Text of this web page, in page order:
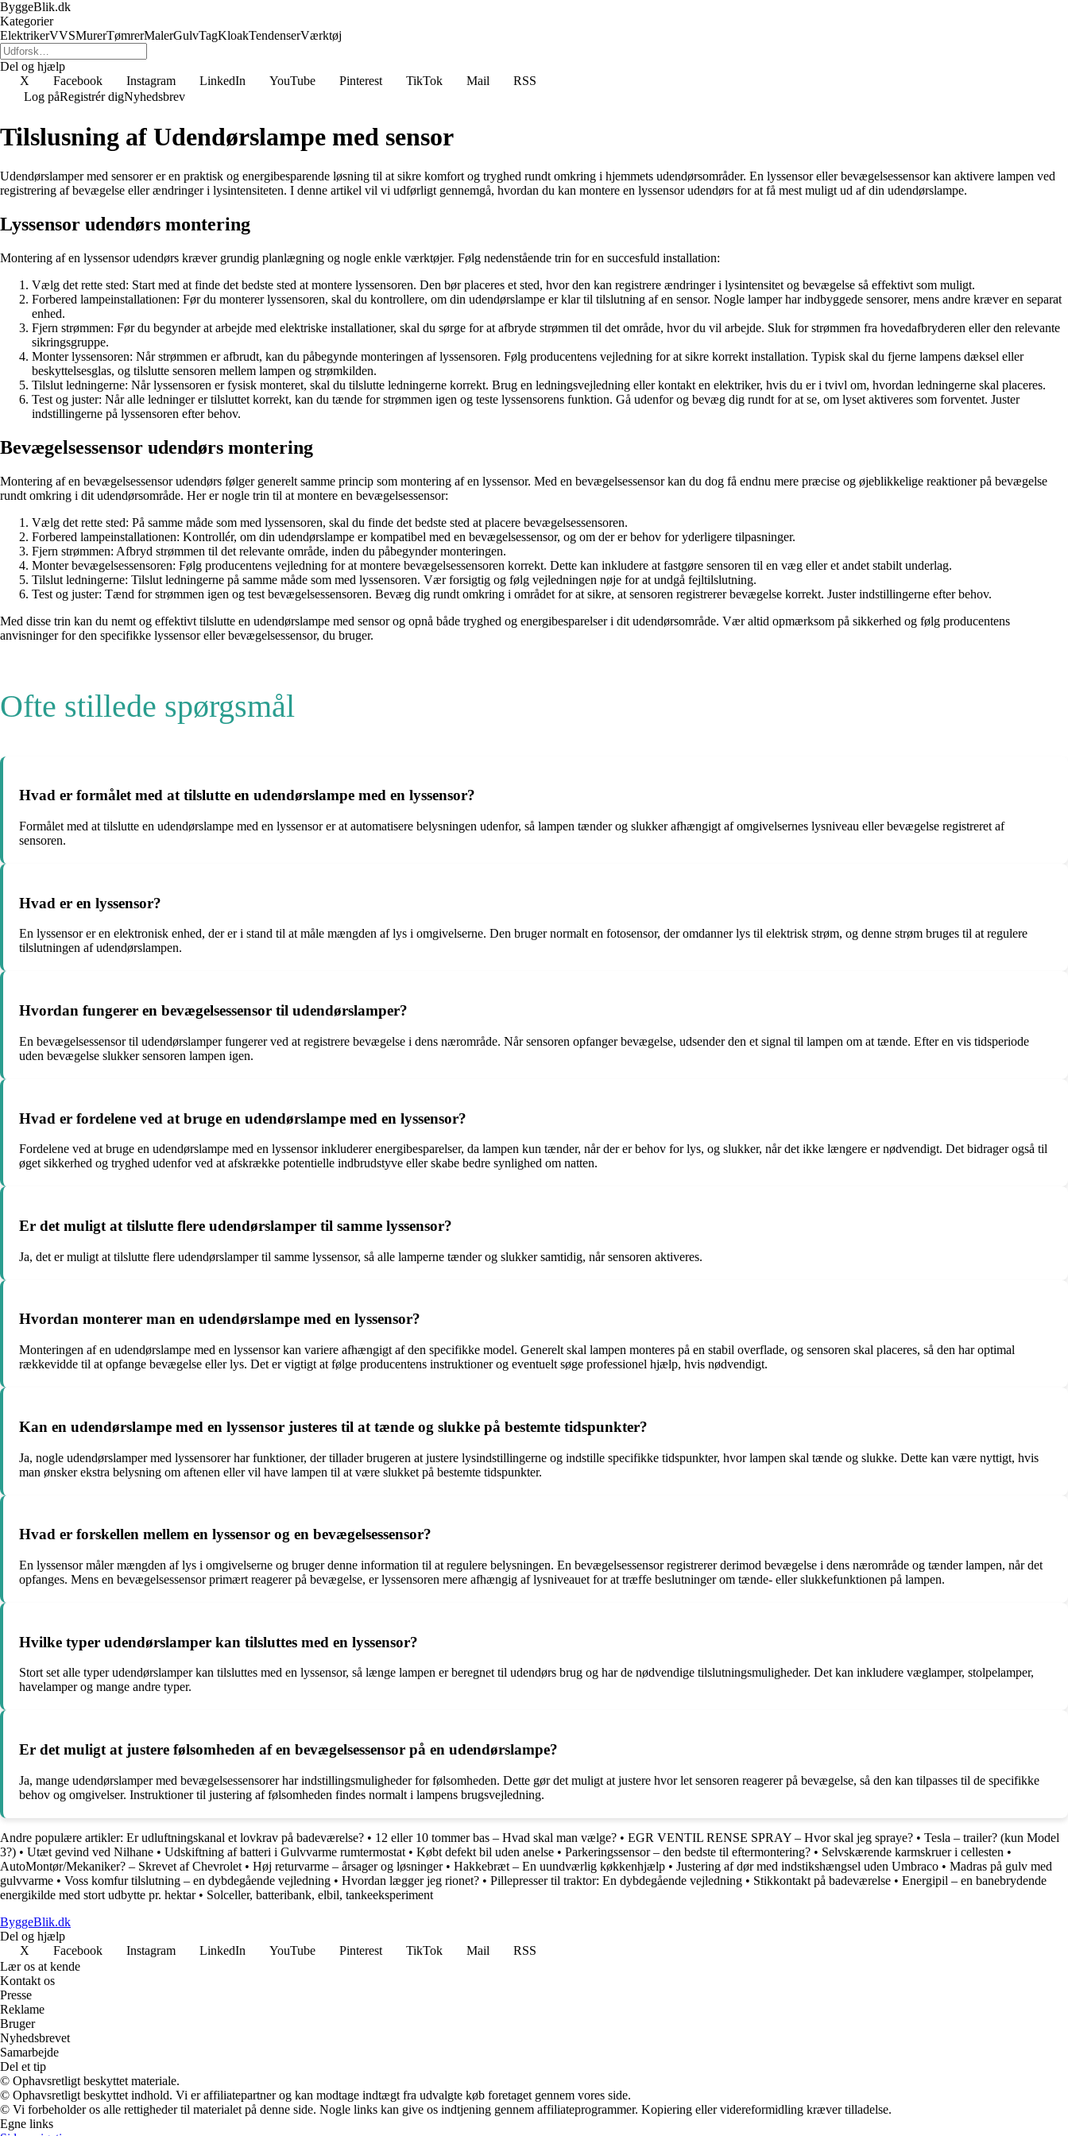
ByggeBlik.dk
Kategorier
ElektrikerVVSMurerTømrerMalerGulvTagKloakTendenserVærktøj
Del og hjælp
X
Facebook Instagram LinkedIn YouTube Pinterest TikTok Mail
RSS
Log påRegistrér digNyhedsbrev
Tilslusning af Udendørslampe med sensor
Udendørslamper med sensorer er en praktisk og energibesparende løsning til at sikre komfort og tryghed rundt omkring i hjemmets udendørsområder. En lyssensor eller bevægelsessensor kan aktivere lampen ved
registrering af bevægelse eller ændringer i lysintensiteten. I denne artikel vil vi udførligt gennemgå, hvordan du kan montere en lyssensor udendørs for at få mest muligt ud af din udendørslampe.
Lyssensor udendørs montering
Montering af en lyssensor udendørs kræver grundig planlægning og nogle enkle værktøjer. Følg nedenstående trin for en succesfuld installation:
Vælg det rette sted: Start med at finde det bedste sted at montere lyssensoren. Den bør placeres et sted, hvor den kan registrere ændringer i lysintensitet og bevægelse så effektivt som muligt.
Forbered lampeinstallationen: Før du monterer lyssensoren, skal du kontrollere, om din udendørslampe er klar til tilslutning af en sensor. Nogle lamper har indbyggede sensorer, mens andre kræver en separat
enhed.
Fjern strømmen: Før du begynder at arbejde med elektriske installationer, skal du sørge for at afbryde strømmen til det område, hvor du vil arbejde. Sluk for strømmen fra hovedafbryderen eller den relevante
sikringsgruppe.
Monter lyssensoren: Når strømmen er afbrudt, kan du påbegynde monteringen af lyssensoren. Følg producentens vejledning for at sikre korrekt installation. Typisk skal du fjerne lampens dæksel eller
beskyttelsesglas, og tilslutte sensoren mellem lampen og strømkilden.
Tilslut ledningerne: Når lyssensoren er fysisk monteret, skal du tilslutte ledningerne korrekt. Brug en ledningsvejledning eller kontakt en elektriker, hvis du er i tvivl om, hvordan ledningerne skal placeres.
Test og juster: Når alle ledninger er tilsluttet korrekt, kan du tænde for strømmen igen og teste lyssensorens funktion. Gå udenfor og bevæg dig rundt for at se, om lyset aktiveres som forventet. Juster
indstillingerne på lyssensoren efter behov.
Bevægelsessensor udendørs montering
Montering af en bevægelsessensor udendørs følger generelt samme princip som montering af en lyssensor. Med en bevægelsessensor kan du dog få endnu mere præcise og øjeblikkelige reaktioner på bevægelse
rundt omkring i dit udendørsområde. Her er nogle trin til at montere en bevægelsessensor:
Vælg det rette sted: På samme måde som med lyssensoren, skal du finde det bedste sted at placere bevægelsessensoren.
Forbered lampeinstallationen: Kontrollér, om din udendørslampe er kompatibel med en bevægelsessensor, og om der er behov for yderligere tilpasninger.
Fjern strømmen: Afbryd strømmen til det relevante område, inden du påbegynder monteringen.
Monter bevægelsessensoren: Følg producentens vejledning for at montere bevægelsessensoren korrekt. Dette kan inkludere at fastgøre sensoren til en væg eller et andet stabilt underlag.
Tilslut ledningerne: Tilslut ledningerne på samme måde som med lyssensoren. Vær forsigtig og følg vejledningen nøje for at undgå fejltilslutning.
Test og juster: Tænd for strømmen igen og test bevægelsessensoren. Bevæg dig rundt omkring i området for at sikre, at sensoren registrerer bevægelse korrekt. Juster indstillingerne efter behov.
Med disse trin kan du nemt og effektivt tilslutte en udendørslampe med sensor og opnå både tryghed og energibesparelser i dit udendørsområde. Vær altid opmærksom på sikkerhed og følg producentens
anvisninger for den specifikke lyssensor eller bevægelsessensor, du bruger.
Ofte stillede spørgsmål
Hvad er formålet med at tilslutte en udendørslampe med en lyssensor?
Formålet med at tilslutte en udendørslampe med en lyssensor er at automatisere belysningen udenfor, så lampen tænder og slukker afhængigt af omgivelsernes lysniveau eller bevægelse registreret af
sensoren.
Hvad er en lyssensor?
En lyssensor er en elektronisk enhed, der er i stand til at måle mængden af lys i omgivelserne. Den bruger normalt en fotosensor, der omdanner lys til elektrisk strøm, og denne strøm bruges til at regulere
tilslutningen af udendørslampen.
Hvordan fungerer en bevægelsessensor til udendørslamper?
En bevægelsessensor til udendørslamper fungerer ved at registrere bevægelse i dens nærområde. Når sensoren opfanger bevægelse, udsender den et signal til lampen om at tænde. Efter en vis tidsperiode
uden bevægelse slukker sensoren lampen igen.
Hvad er fordelene ved at bruge en udendørslampe med en lyssensor?
Fordelene ved at bruge en udendørslampe med en lyssensor inkluderer energibesparelser, da lampen kun tænder, når der er behov for lys, og slukker, når det ikke længere er nødvendigt. Det bidrager også til
øget sikkerhed og tryghed udenfor ved at afskrække potentielle indbrudstyve eller skabe bedre synlighed om natten.
Er det muligt at tilslutte flere udendørslamper til samme lyssensor?
Ja, det er muligt at tilslutte flere udendørslamper til samme lyssensor, så alle lamperne tænder og slukker samtidig, når sensoren aktiveres.
Hvordan monterer man en udendørslampe med en lyssensor?
Monteringen af en udendørslampe med en lyssensor kan variere afhængigt af den specifikke model. Generelt skal lampen monteres på en stabil overflade, og sensoren skal placeres, så den har optimal
rækkevidde til at opfange bevægelse eller lys. Det er vigtigt at følge producentens instruktioner og eventuelt søge professionel hjælp, hvis nødvendigt.
Kan en udendørslampe med en lyssensor justeres til at tænde og slukke på bestemte tidspunkter?
Ja, nogle udendørslamper med lyssensorer har funktioner, der tillader brugeren at justere lysindstillingerne og indstille specifikke tidspunkter, hvor lampen skal tænde og slukke. Dette kan være nyttigt, hvis
man ønsker ekstra belysning om aftenen eller vil have lampen til at være slukket på bestemte tidspunkter.
Hvad er forskellen mellem en lyssensor og en bevægelsessensor?
En lyssensor måler mængden af lys i omgivelserne og bruger denne information til at regulere belysningen. En bevægelsessensor registrerer derimod bevægelse i dens nærområde og tænder lampen, når det
opfanges. Mens en bevægelsessensor primært reagerer på bevægelse, er lyssensoren mere afhængig af lysniveauet for at træffe beslutninger om tænde- eller slukkefunktionen på lampen.
Hvilke typer udendørslamper kan tilsluttes med en lyssensor?
Stort set alle typer udendørslamper kan tilsluttes med en lyssensor, så længe lampen er beregnet til udendørs brug og har de nødvendige tilslutningsmuligheder. Det kan inkludere væglamper, stolpelamper,
havelamper og mange andre typer.
Er det muligt at justere følsomheden af en bevægelsessensor på en udendørslampe?
Ja, mange udendørslamper med bevægelsessensorer har indstillingsmuligheder for følsomheden. Dette gør det muligt at justere hvor let sensoren reagerer på bevægelse, så den kan tilpasses til de specifikke
behov og omgivelser. Instruktioner til justering af følsomheden findes normalt i lampens brugsvejledning.
Andre populære artikler: Er udluftningskanal et lovkrav på badeværelse? • 12 eller 10 tommer bas – Hvad skal man vælge? • EGR VENTIL RENSE SPRAY – Hvor skal jeg spraye? • Tesla – trailer? (kun Model
3?) • Utæt gevind ved Nilhane • Udskiftning af batteri i Gulvvarme rumtermostat • Købt defekt bil uden anelse • Parkeringssensor – den bedste til eftermontering? • Selvskærende karmskruer i cellesten •
AutoMontør/Mekaniker? – Skrevet af Chevrolet • Høj returvarme – årsager og løsninger• Hakkebræt – En uundværlig køkkenhjælp • Justering af dør med indstikshængsel uden Umbraco • Madras på gulv med
gulvvarme • Voss komfur tilslutning – en dybdegående vejledning • Hvordan lægger jeg rionet? • Pillepresser til traktor: En dybdegående vejledning • Stikkontakt på badeværelse • Energipil – en banebrydende
energikilde med stort udbytte pr. hektar• Solceller, batteribank, elbil, tankeeksperiment
ByggeBlik.dk
Del og hjælp
X
Facebook Instagram LinkedIn YouTube Pinterest TikTok Mail
RSS
Lær os at kende
Kontakt os
Presse
Reklame
Bruger
Nyhedsbrevet
Samarbejde
Del et tip
© Ophavsretligt beskyttet materiale.
© Ophavsretligt beskyttet indhold. Vi er affiliatepartner og kan modtage indtægt fra udvalgte køb foretaget gennem vores side.
© Vi forbeholder os alle rettigheder til materialet på denne side. Nogle links kan give os indtjening gennem affiliateprogrammer. Kopiering eller videreformidling kræver tilladelse.
Egne links